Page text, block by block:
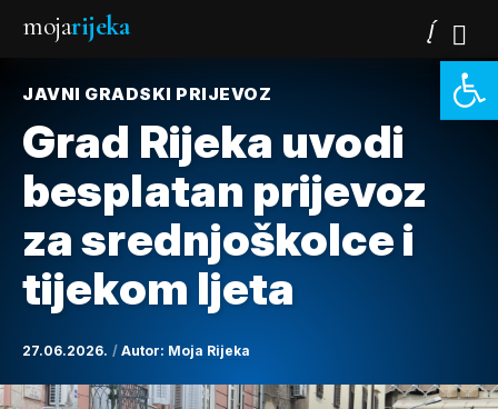
mojarijeka
JAVNI GRADSKI PRIJEVOZ
Grad Rijeka uvodi
besplatan prijevoz
za srednjoškolce i
tijekom ljeta
27.06.2026. Autor: Moja Rijeka